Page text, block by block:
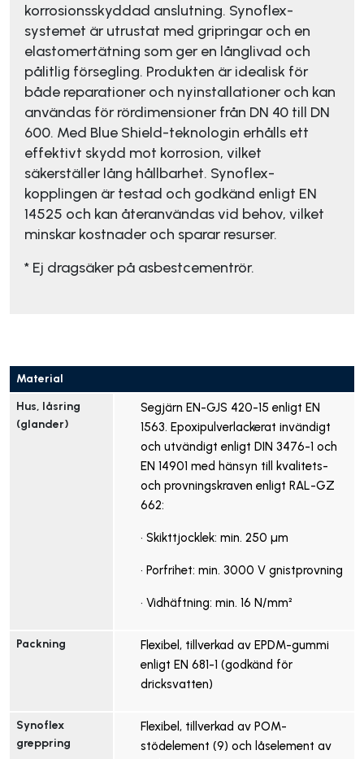
korrosionsskyddad anslutning. Synoflex-
systemet är utrustat med gripringar och en
elastomertätning som ger en långlivad och
pålitlig försegling. Produkten är idealisk för
både reparationer och nyinstallationer och kan
användas för rördimensioner från DN 40 till DN
600. Med Blue Shield-teknologin erhålls ett
effektivt skydd mot korrosion, vilket
säkerställer lång hållbarhet. Synoflex-
kopplingen är testad och godkänd enligt EN
14525 och kan återanvändas vid behov, vilket
minskar kostnader och sparar resurser.
* Ej dragsäker på asbestcementrör.
Material
Hus, låsring
(glander)
Segjärn EN-GJS 420-15 enligt EN
1563. Epoxipulverlackerat invändigt
och utvändigt enligt DIN 3476-1 och
EN 14901 med hänsyn till kvalitets-
och provningskraven enligt RAL-GZ
662:
• Skikttjocklek: min. 250 µm
• Porfrihet: min. 3000 V gnistprovning
• Vidhäftning: min. 16 N/mm²
Packning
Flexibel, tillverkad av EPDM-gummi
enligt EN 681-1 (godkänd för
dricksvatten)
Synoflex
greppring
Flexibel, tillverkad av POM-
stödelement (9) och låselement av